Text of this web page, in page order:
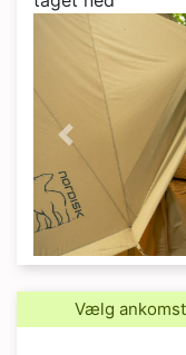
'previous' not
Vælg ankomst